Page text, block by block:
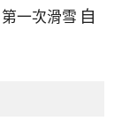
第一次滑雪 自